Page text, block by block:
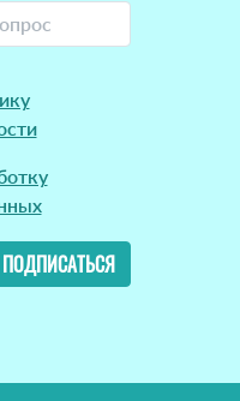
ПОДПИСАТЬСЯ